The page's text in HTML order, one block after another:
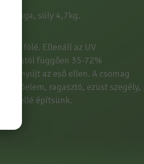
súly 4,7kg.
fölé. Ellenáll az UV
típustól függően 35-72%
nyújt az eső ellen. A csomag
ragasztó, ezüst szegély,
mellé építsünk.